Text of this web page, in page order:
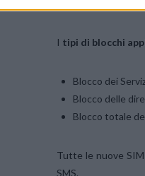
I tipi di blocchi
Blocco dei
Blocco delle
Blocco totale
Tutte le nuove
SMS.